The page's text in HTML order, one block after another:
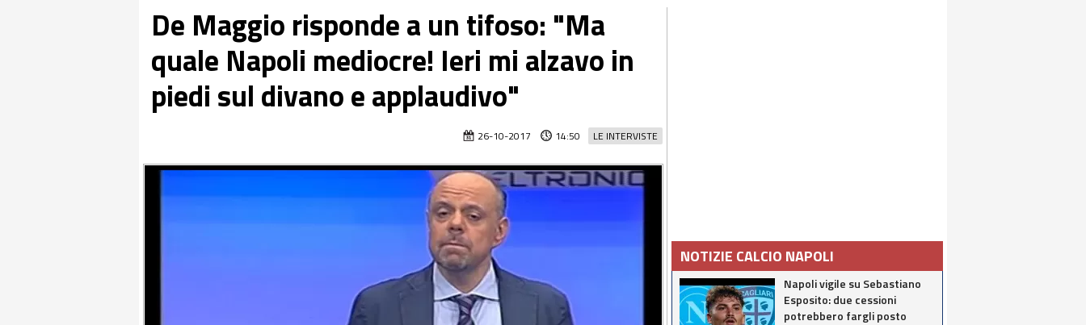
De Maggio risponde a un tifoso: "Ma
quale Napoli mediocre! Ieri mi alzavo in
piedi sul divano e applaudivo"
LE INTERVISTE
26-10-2017 14:50
NOTIZIE CALCIO NAPOLI
Napoli vigile su Sebastiano
Esposito: due cessioni
potrebbero fargli posto